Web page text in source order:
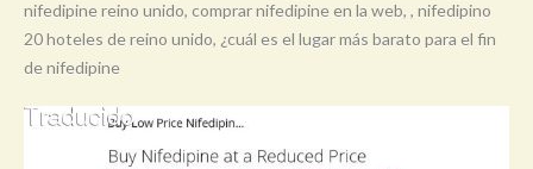
nifedipine reino unido, comprar nifedipine en la web, , nifedipino
20 hoteles de reino unido, ¿cuál es el lugar más barato para el fin
de nifedipine